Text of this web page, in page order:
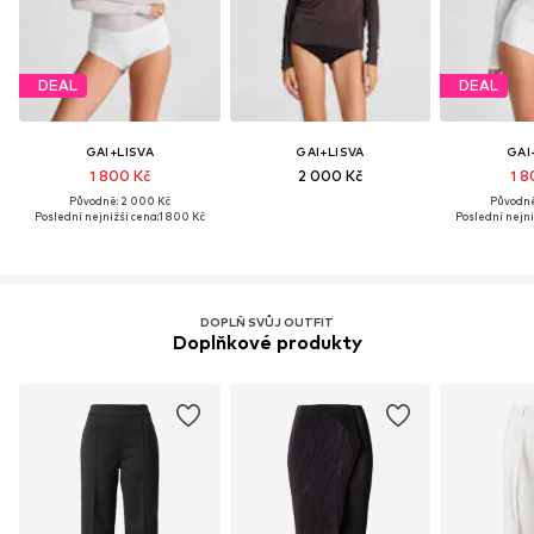
DEAL
GAI+LISVA
1 800 Kč
Původně: 2 000 Kč
Poslední nejnižší cena:1 800 Kč
GAI+LISVA
2 000 Kč
DEAL
1
Poslední
DOPLŇ SVŮJ OUTFIT
Doplňkové produkty